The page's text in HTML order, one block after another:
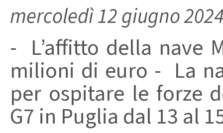
mercoledì 12 giugno
- L’affitto della nave
milioni di euro - La
per ospitare le forze
G7 in Puglia dal 13 al